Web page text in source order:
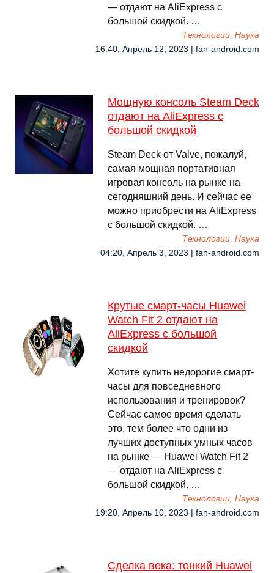
— отдают на AliExpress с
большой скидкой. …
Технологии, Наука
16:40, Апрель 12, 2023 | fan-android.com
Мощную консоль Steam Deck
отдают на AliExpress с
большой скидкой
Steam Deck от Valve, пожалуй,
самая мощная портативная
игровая консоль на рынке на
сегодняшний день. И сейчас ее
можно приобрести на AliExpress
с большой скидкой. …
Технологии, Наука
04:20, Апрель 3, 2023 | fan-android.com
Крутые смарт-часы Huawei
Watch Fit 2 отдают на
AliExpress с большой
скидкой
Хотите купить недорогие смарт-
часы для повседневного
использования и тренировок?
Сейчас самое время сделать
это, тем более что одни из
лучших доступных умных часов
на рынке — Huawei Watch Fit 2
— отдают на AliExpress с
большой скидкой. …
Технологии, Наука
19:20, Апрель 10, 2023 | fan-android.com
Сделка века: тонкий Huawei